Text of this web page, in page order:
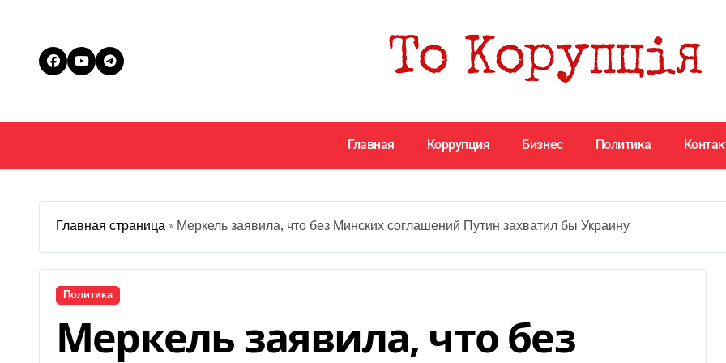
Главная Коррупция Бизнес Политика
Главная страница » Меркель заявила, что без Минских соглашений Путин захватил бы Украину
Политика
Меркель заявила, что без